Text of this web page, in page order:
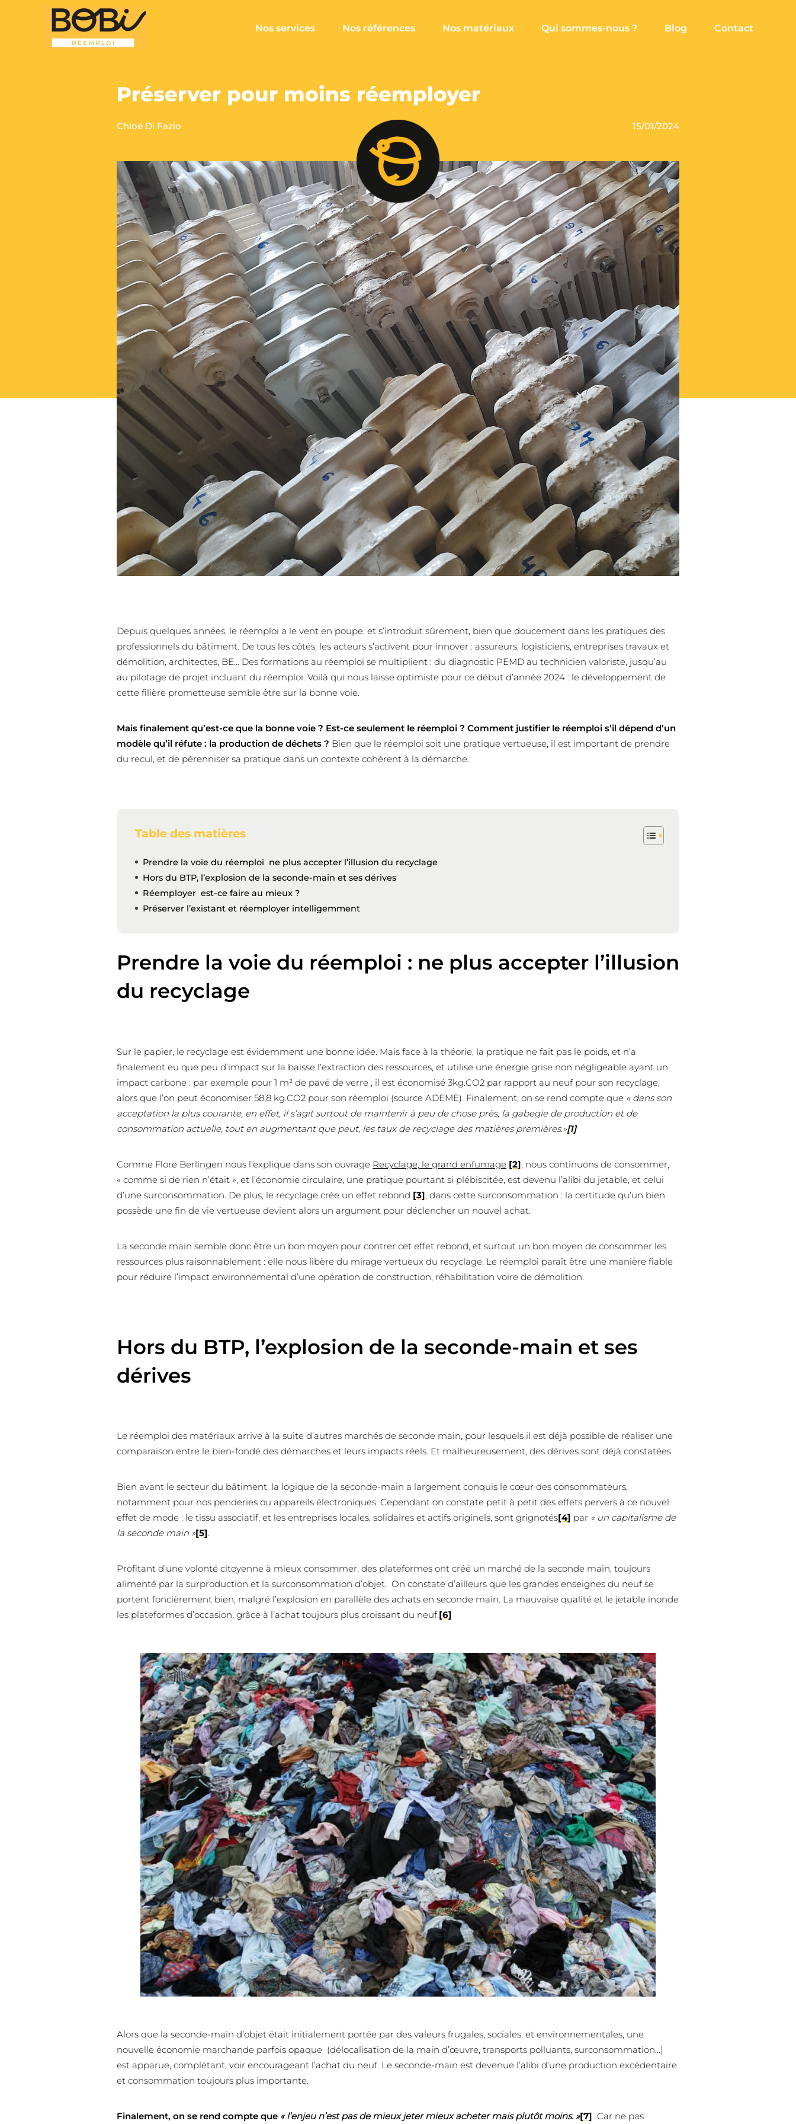
Nos services Nos références Nos matériaux Qui sommes-nous ? Blog Contact
Préserver pour moins réemployer
Chloé Di Fazio 15/01/2024
Depuis quelques années, le réemploi a le vent en poupe, et s’introduit sûrement, bien que doucement dans les pratiques des
professionnels du bâtiment. De tous les côtés, les acteurs s’activent pour innover : assureurs, logisticiens, entreprises travaux et
démolition, architectes, BE… Des formations au réemploi se multiplient : du diagnostic PEMD au technicien valoriste, jusqu’au
au pilotage de projet incluant du réemploi. Voilà qui nous laisse optimiste pour ce début d’année 2024 : le développement de
cette filière prometteuse semble être sur la bonne voie.
Mais finalement qu’est-ce que la bonne voie ? Est-ce seulement le réemploi ? Comment justifier le réemploi s’il dépend d’un
modèle qu’il réfute : la production de déchets ? Bien que le réemploi soit une pratique vertueuse, il est important de prendre
du recul, et de pérenniser sa pratique dans un contexte cohérent à la démarche.
Table des matières
Prendre la voie du réemploi ne plus accepter l’illusion du recyclage
Hors du BTP, l’explosion de la seconde-main et ses dérives
Réemployer est-ce faire au mieux ?
Préserver l’existant et réemployer intelligemment
Prendre la voie du réemploi : ne plus accepter l’illusion
du recyclage
Sur le papier, le recyclage est évidemment une bonne idée. Mais face à la théorie, la pratique ne fait pas le poids, et n’a
finalement eu que peu d’impact sur la baisse l’extraction des ressources, et utilise une énergie grise non négligeable ayant un
impact carbone : par exemple pour 1 m² de pavé de verre , il est économisé 3kg.CO2 par rapport au neuf pour son recyclage,
alors que l’on peut économiser 58,8 kg.CO2 pour son réemploi (source ADEME). Finalement, on se rend compte que « dans son
acceptation la plus courante, en effet, il s’agit surtout de maintenir à peu de chose près, la gabegie de production et de
consommation actuelle, tout en augmentant que peut, les taux de recyclage des matières premières.»[1]
Comme Flore Berlingen nous l’explique dans son ouvrage Recyclage, le grand enfumage [2], nous continuons de consommer,
« comme si de rien n’était », et l’économie circulaire, une pratique pourtant si plébiscitée, est devenu l’alibi du jetable, et celui
d’une surconsommation. De plus, le recyclage crée un effet rebond [3], dans cette surconsommation : la certitude qu’un bien
possède une fin de vie vertueuse devient alors un argument pour déclencher un nouvel achat.
La seconde main semble donc être un bon moyen pour contrer cet effet rebond, et surtout un bon moyen de consommer les
ressources plus raisonnablement : elle nous libère du mirage vertueux du recyclage. Le réemploi paraît être une manière fiable
pour réduire l’impact environnemental d’une opération de construction, réhabilitation voire de démolition.
Hors du BTP, l’explosion de la seconde-main et ses
dérives
Le réemploi des matériaux arrive à la suite d’autres marchés de seconde main, pour lesquels il est déjà possible de réaliser une
comparaison entre le bien-fondé des démarches et leurs impacts réels. Et malheureusement, des dérives sont déjà constatées.
Bien avant le secteur du bâtiment, la logique de la seconde-main a largement conquis le cœur des consommateurs,
notamment pour nos penderies ou appareils électroniques. Cependant on constate petit à petit des effets pervers à ce nouvel
effet de mode : le tissu associatif, et les entreprises locales, solidaires et actifs originels, sont grignotés[4] par « un capitalisme de
la seconde main »[5].
Profitant d’une volonté citoyenne à mieux consommer, des plateformes ont créé un marché de la seconde main, toujours
alimenté par la surproduction et la surconsommation d’objet. On constate d’ailleurs que les grandes enseignes du neuf se
portent foncièrement bien, malgré l’explosion en parallèle des achats en seconde main. La mauvaise qualité et le jetable inonde
les plateformes d’occasion, grâce à l’achat toujours plus croissant du neuf.[6]
Alors que la seconde-main d’objet était initialement portée par des valeurs frugales, sociales, et environnementales, une
nouvelle économie marchande parfois opaque (délocalisation de la main d’œuvre, transports polluants, surconsommation…)
est apparue, complétant, voir encourageant l’achat du neuf. Le seconde-main est devenue l’alibi d’une production excédentaire
et consommation toujours plus importante.
Finalement, on se rend compte que « l’enjeu n’est pas de mieux jeter mieux acheter mais plutôt moins. »[7] Car ne pas